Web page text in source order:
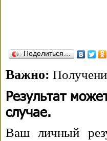
Поделиться…
Важно:
Результат
случае.
Ваш личный